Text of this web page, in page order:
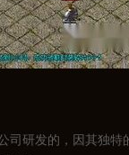
研发的，因其独